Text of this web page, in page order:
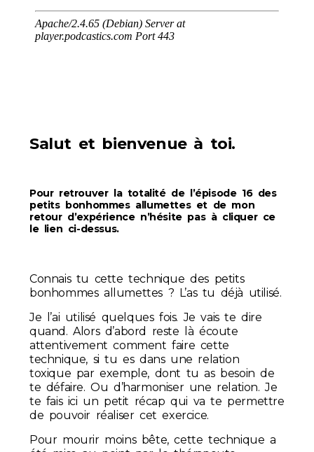
Salut et bienvenue à toi.
Pour retrouver la totalité de l’épisode 16 des
petits bonhommes allumettes et de mon
retour d’expérience n’hésite pas à cliquer ce
le lien ci-dessus.
Connais tu cette technique des petits
bonhommes allumettes ? L’as tu déjà utilisé.
Je l’ai utilisé quelques fois. Je vais te dire
quand. Alors d’abord reste là écoute
attentivement comment faire cette
technique, si tu es dans une relation
toxique par exemple, dont tu as besoin de
te défaire. Ou d’harmoniser une relation. Je
te fais ici un petit récap qui va te permettre
de pouvoir réaliser cet exercice.
Pour mourir moins bête, cette technique a